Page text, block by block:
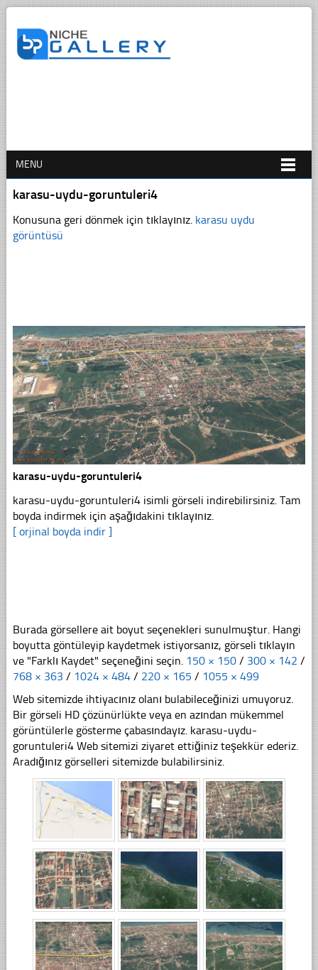
MENU
karasu-uydu-goruntuleri4
Konusuna geri dönmek için tıklayınız. karasu uydu
görüntüsü
karasu-uydu-goruntuleri4
karasu-uydu-goruntuleri4 isimli görseli indirebilirsiniz. Tam
boyda indirmek için aşağıdakini tıklayınız.
[ orjinal boyda indir ]
Burada görsellere ait boyut seçenekleri sunulmuştur. Hangi
boyutta göntüleyip kaydetmek istiyorsanız, görseli tıklayın
ve "Farklı Kaydet" seçeneğini seçin. 150 × 150 / 300 × 142 /
768 × 363 / 1024 × 484 / 220 × 165 / 1055 × 499
Web sitemizde ihtiyacınız olanı bulabileceğinizi umuyoruz.
Bir görseli HD çözünürlükte veya en azından mükemmel
görüntülerle gösterme çabasındayız. karasu-uydu-
goruntuleri4 Web sitemizi ziyaret ettiğiniz teşekkür ederiz.
Aradığınız görselleri sitemizde bulabilirsiniz.